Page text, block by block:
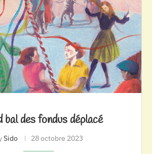
bal des fondus déplacé
Sido 28 octobre 2023